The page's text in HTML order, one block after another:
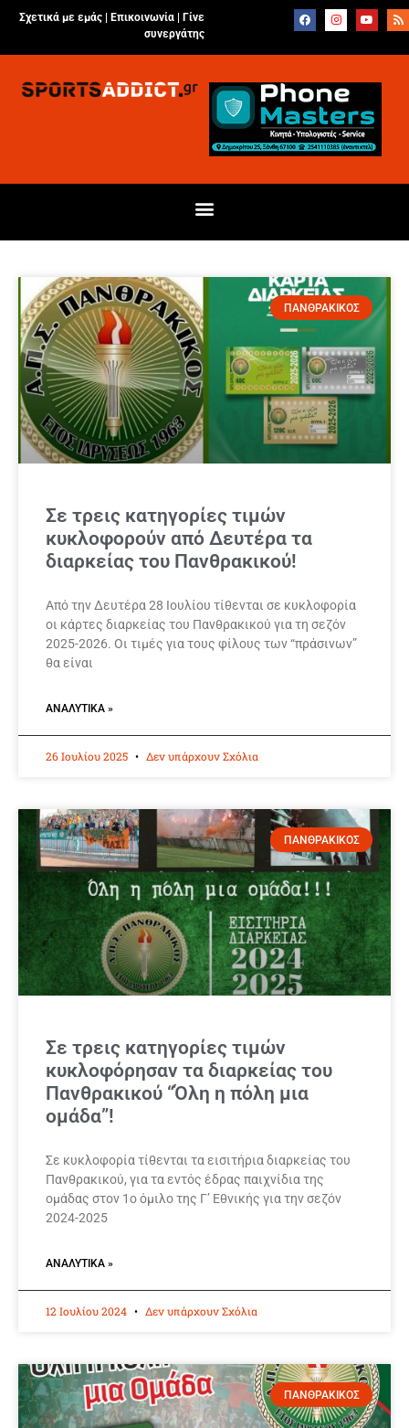
Σχετικά με εμάς | Επικοινωνία
Γίνε
συνεργάτης
ΠΑΝΘΡΑΚΙΚΟΣ
Σε τρεις κατηγορίες τιμών
κυκλοφορούν από Δευτέρα τα
διαρκείας του Πανθρακικού!
Από την Δευτέρα 28 Ιουλίου τίθενται σε κυκλοφορία
οι κάρτες διαρκείας του Πανθρακικού για τη σεζόν
2025-2026. Οι τιμές για τους φίλους των “πράσινων”
θα είναι
ΑΝΑΛΥΤΙΚΆ »
26 Ιουλίου 2025 Δεν υπάρχουν Σχόλια
ΠΑΝΘΡΑΚΙΚΟΣ
Σε τρεις κατηγορίες τιμών
κυκλοφόρησαν τα διαρκείας του
Πανθρακικού “Όλη η πόλη μια
ομάδα”!
Σε κυκλοφορία τίθενται τα εισιτήρια διαρκείας του
Πανθρακικού, για τα εντός έδρας παιχνίδια της
ομάδας στον 1ο όμιλο της Γ’ Εθνικής για την σεζόν
2024-2025
ΑΝΑΛΥΤΙΚΆ »
12 Ιουλίου 2024 Δεν υπάρχουν Σχόλια
ΠΑΝΘΡΑΚΙΚΟΣ